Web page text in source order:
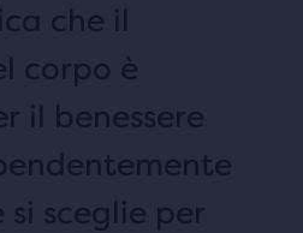
che il
corpo è
il benessere
si sceglie per